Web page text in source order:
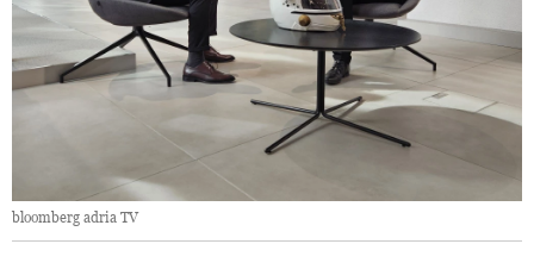
bloomberg adria TV